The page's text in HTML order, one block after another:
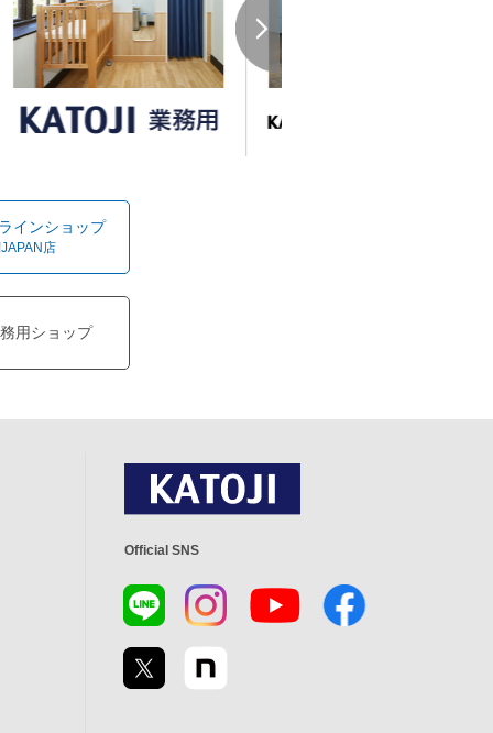
インショップ
店
用ショップ
Official SNS